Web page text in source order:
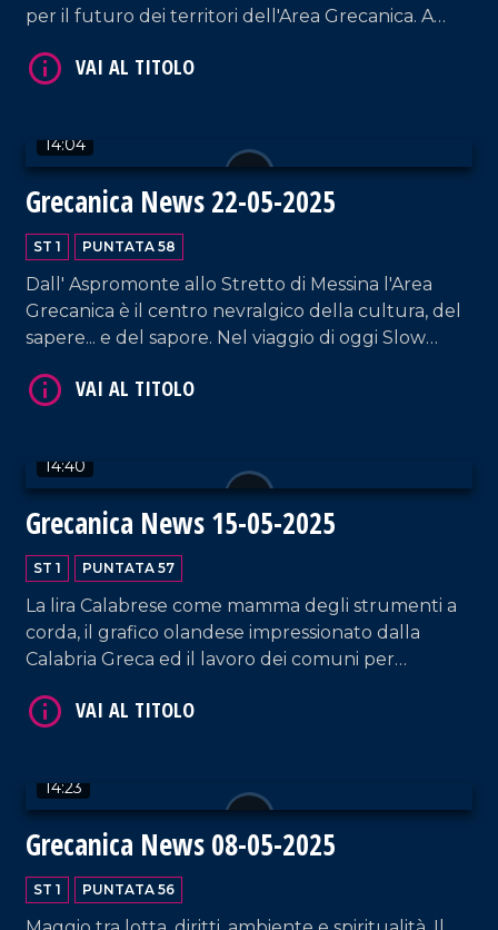
per il futuro dei territori dell'Area Grecanica. A
Meridionale di Pasquino Crupi.
14:04
Grecanica News 22-05-2025
ST 1 PUNTATA 58
Dall' Aspromonte allo Stretto di Messina l'Area
Grecanica è il centro nevralgico della cultura, del
sapere... e del sapore. Nel viaggio di oggi Slow
centenaria Nonna Maria e di gruppo di donne
14:40
Grecanica News 15-05-2025
ST 1 PUNTATA 57
La lira Calabrese come mamma degli strumenti a
corda, il grafico olandese impressionato dalla
Calabria Greca ed il lavoro dei comuni per
paesaggio: dal Sud al cuore dell'Europa sono
14:23
Grecanica News 08-05-2025
ST 1 PUNTATA 56
VAI AL TITOLO
VAI AL TITOLO
VAI AL TITOLO